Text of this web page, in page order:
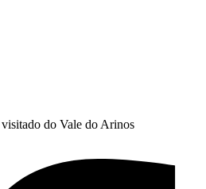
do Vale do Arinos